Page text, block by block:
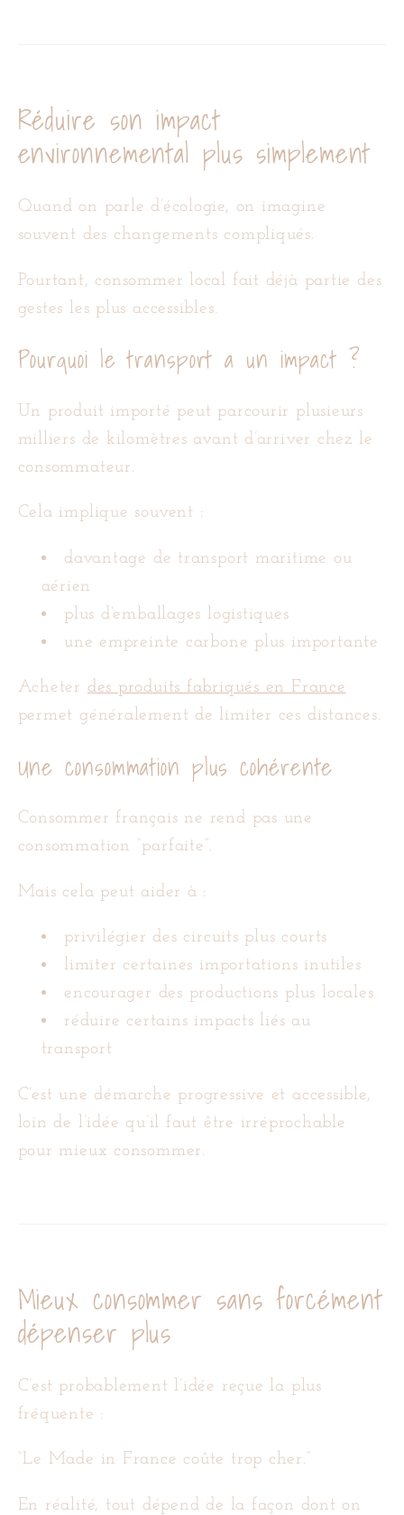
Réduire son impact
environnemental plus simplement
Quand on parle d’écologie, on imagine
souvent des changements compliqués.
Pourtant, consommer local fait déjà partie des
gestes les plus accessibles.
Pourquoi le transport a un impact ?
Un produit importé peut parcourir plusieurs
milliers de kilomètres avant d’arriver chez le
consommateur.
Cela implique souvent :
davantage de transport maritime ou
aérien
plus d’emballages logistiques
une empreinte carbone plus importante
Acheter des produits fabriqués en France
permet généralement de limiter ces distances.
Une consommation plus cohérente
Consommer français ne rend pas une
consommation “parfaite”.
Mais cela peut aider à :
privilégier des circuits plus courts
limiter certaines importations inutiles
encourager des productions plus locales
réduire certains impacts liés au
transport
C’est une démarche progressive et accessible,
loin de l’idée qu’il faut être irréprochable
pour mieux consommer.
Mieux consommer sans forcément
dépenser plus
C’est probablement l’idée reçue la plus
fréquente :
“Le Made in France coûte trop cher.”
En réalité, tout dépend de la façon dont on